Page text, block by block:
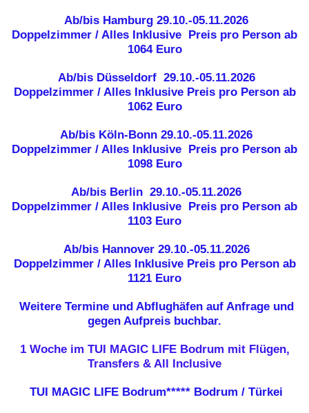
Ab/bis Hamburg 29.10.-05.11.2026
Doppelzimmer / Alles Inklusive
Preis pro Person ab
1064 Euro
Ab/bis Düsseldorf 29.10.-05.11.2026
Doppelzimmer / Alles Inklusive Preis pro Person ab
1062 Euro
Ab/bis Köln-Bonn 29.10.-05.11.2026
Doppelzimmer / Alles Inklusive
Preis pro Person ab
1098 Euro
Ab/bis Berlin 29.10.-05.11.2026
Doppelzimmer / Alles Inklusive
Preis pro Person ab
1103 Euro
Ab/bis Hannover 29.10.-05.11.2026
Doppelzimmer / Alles Inklusive Preis pro Person ab
1121 Euro
Weitere Termine und Abflughäfen auf Anfrage und
gegen Aufpreis buchbar.
1 Woche im TUI MAGIC LIFE Bodrum mit Flügen,
Transfers & All Inclusive
TUI MAGIC LIFE Bodrum***** Bodrum / Türkei